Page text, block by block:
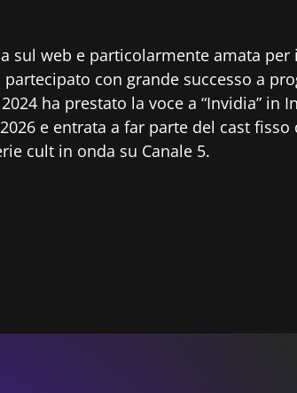
sul web e particolarmente amata per
con grande successo a
2024 ha prestato la voce a “Invidia” in
e entrata a far parte del cast fisso
cult in onda su Canale 5.